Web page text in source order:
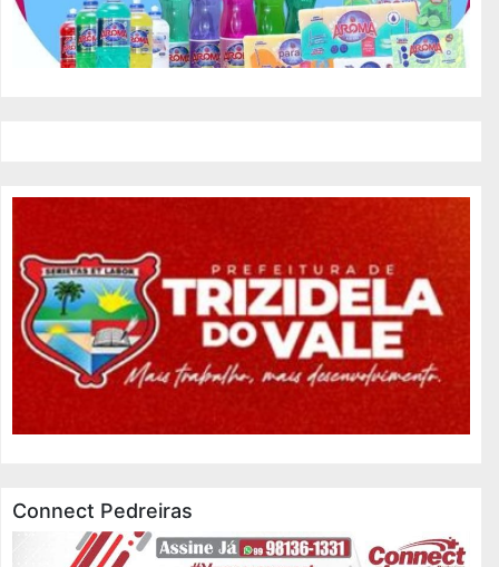
Connect Pedreiras